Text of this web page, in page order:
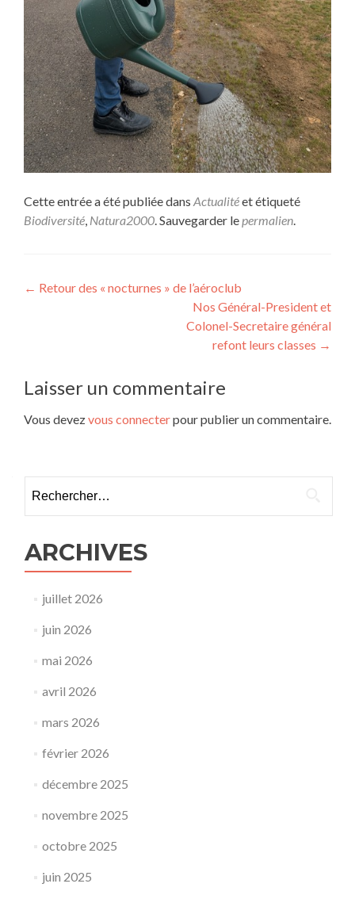
Cette entrée a été publiée dans Actualitéet étiqueté
Biodiversité, Natura2000. Sauvegarder lepermalien.
Navigation
← Retour des « nocturnes » de l’aéroclub
Nos Général-President et
Colonel-Secretaire général
refont leurs classes →
Laisser un commentaire
Vous devezvous connecterpour publier un commentaire.
ARCHIVES
juillet 2026
juin 2026
mai 2026
avril 2026
mars 2026
février 2026
décembre 2025
novembre 2025
octobre 2025
juin 2025